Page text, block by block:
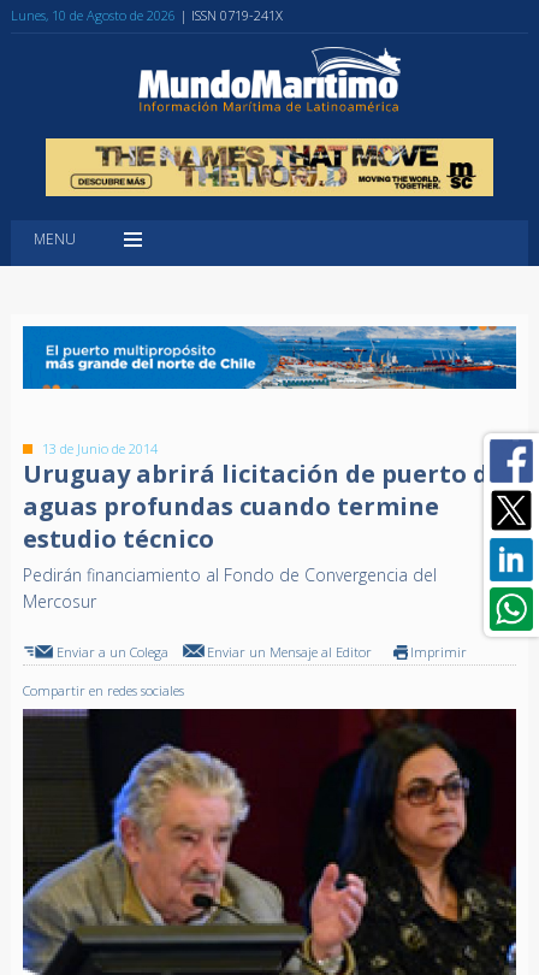
Lunes, 10 de Agosto de 2026 | ISSN 0719-241X
MENU
13 de Junio de 2014
Uruguay abrirá licitación de puerto de
aguas profundas cuando termine
estudio técnico
Pedirán financiamiento al Fondo de Convergencia del
Mercosur
Enviar a un Colega Enviar un Mensaje al Editor Imprimir
Compartir en redes sociales